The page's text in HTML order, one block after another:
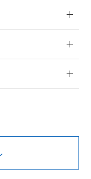
以下を必ずお読
。
を完了
い限
りま